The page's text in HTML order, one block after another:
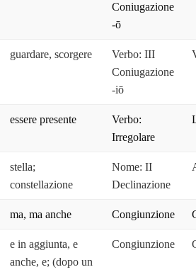
Coniugazione
-ō
guardare, scorgere
Verbo: III
Coniugazione
-iō
essere presente
Verbo:
Irregolare
stella;
constellazione
Nome: II
Declinazione
ma, ma anche Congiunzione
e in aggiunta, e
anche, e; (dopo un
Congiunzione